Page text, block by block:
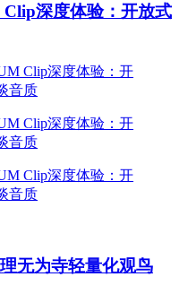
深度体验：开放式
无为寺轻量化观鸟